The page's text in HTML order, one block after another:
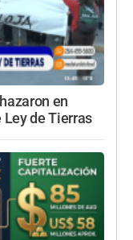
en
Ley de Tierras